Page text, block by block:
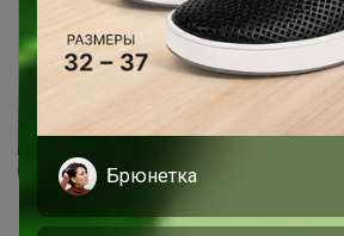
Брюнетка